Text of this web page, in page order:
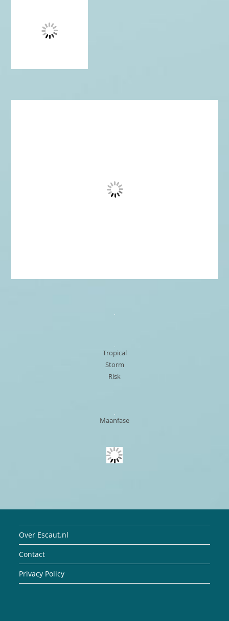
Tropical
Storm
Risk
Maanfase
Over Escaut.nl
Contact
Privacy Policy